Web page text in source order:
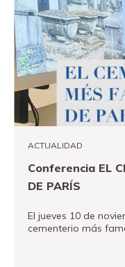
ACTUALIDAD
Conferencia EL
DE PARÍS
El jueves 10 de
cementerio más